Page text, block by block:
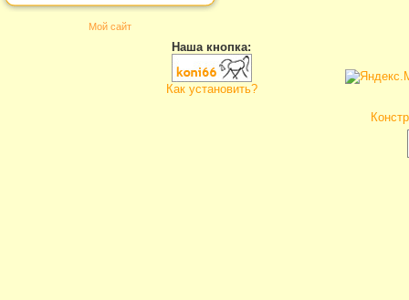
Мой сайт
Наша кнопка:
Как установить?